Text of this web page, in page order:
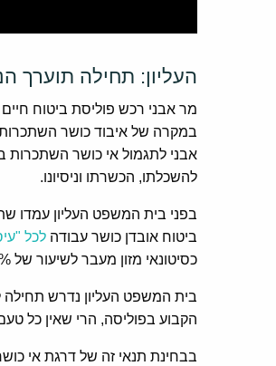
העליון: תחילה תוערך
מר אבני רכש פוליסת ביטוח
במקרה של איבוד כושר
אבני לתגמול אי כושר השתכרות
להשכלתו, הכשרתו וניסיונו.
ביטוח אובדן כושר עבודה לכל
כסיטונאי מזון מעבר לשיעור של 75%, כהגדרת הפוליסה.
בית המשפט העליון נדרש
הקבוע בפוליסה, הרי שאין כל